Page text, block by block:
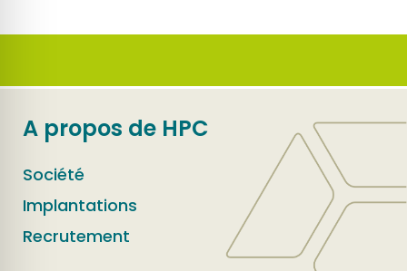
A propos de HPC
Société
Implantations
Recrutement